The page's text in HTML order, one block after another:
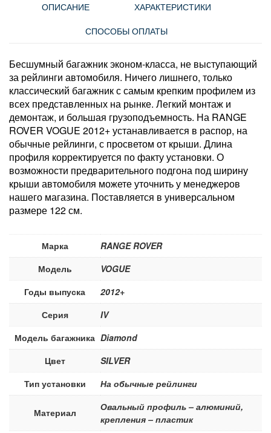
ОПИСАНИЕ
ХАРАКТЕРИСТИКИ
СПОСОБЫ ОПЛАТЫ
Бесшумный багажник эконом-класса, не выступающий
за рейлинги автомобиля. Ничего лишнего, только
классический багажник с самым крепким профилем из
всех представленных на рынке. Легкий монтаж и
демонтаж, и большая грузоподъемность. На RANGE
ROVER VOGUE 2012+ устанавливается в распор, на
обычные рейлинги, с просветом от крыши. Длина
профиля корректируется по факту установки. О
возможности предварительного подгона под ширину
крыши автомобиля можете уточнить у менеджеров
нашего магазина. Поставляется в универсальном
размере 122 см.
Марка
RANGE ROVER
Модель
VOGUE
Годы выпуска
2012+
Серия
IV
Модель багажника Diamond
Цвет
SILVER
Тип установки
На обычные рейлинги
Материал
Овальный профиль – алюминий,
крепления – пластик